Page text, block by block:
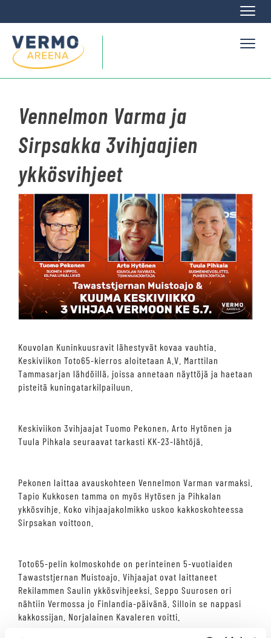
Vennelmon Varma ja
Sirpsakka 3vihjaajien
ykkösvihjeet
Kouvolan Kuninkuusravit lähestyvät kovaa vauhtia.
Keskiviikon Toto65-kierros aloitetaan A.V. Marttilan
Tammasarjan lähdöillä, joissa annetaan näyttöjä ja haetaan
pisteitä kuningatarkilpailuun.
Keskiviikon 3vihjaajat Tuomo Pekonen, Arto Hytönen ja
Tuula Pihkala seuraavat tarkasti KK-23-lähtöjä.
Pekonen laittaa avauskohteen Vennelmon Varman varmaksi.
Tapio Kukkosen tamma on myös Hytösen ja Pihkalan
ykkösvihje. Koko vihjaajakolmikko uskoo kakkoskohteessa
Sirpsakan voittoon.
Toto65-pelin kolmoskohde on perinteinen 5-vuotiaiden
Tawaststjernan Muistoajo. Vihjaajat ovat laittaneet
Rekilammen Saulin ykkösvihjeeksi. Seppo Suurosen ori
nähtiin Vermossa jo Finlandia-päivänä. Silloin se nappasi
kakkossijan. Norjalainen Kavaleren voitti.